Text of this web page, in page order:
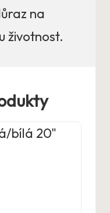
na
životnost.